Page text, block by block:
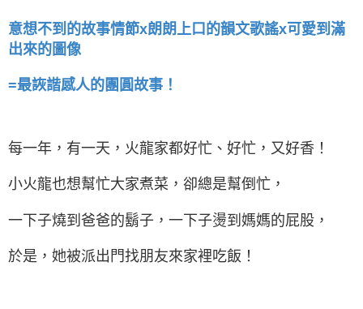
意想不到的故事情節x朗朗上口的韻文歌謠x可愛到滿
出來的圖像
=最詼諧感人的團圓故事！
每一年，有一天，火龍家都好忙、好忙，又好香！
小火龍也想幫忙大家煮菜，卻總是幫倒忙，
一下子燒到爸爸的鬍子，一下子燙到媽媽的屁股，
於是，她被派出門找朋友來家裡吃飯！